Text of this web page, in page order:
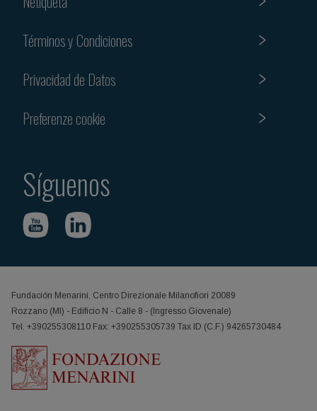
Términos y Condiciones
Privacidad de Datos
Preferenze cookie
Síguenos
Fundación Menarini, Centro Direzionale Milanofiori 20089
Rozzano (MI) - Edificio N - Calle 8 - (Ingresso Giovenale)
Tel. +390255308110 Fax: +390255305739 Tax ID (C.F.) 94265730484